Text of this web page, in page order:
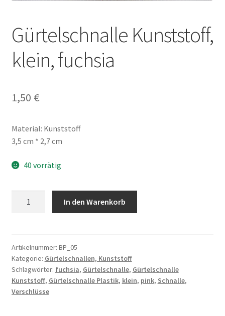
Gürtelschnalle Kunststoff,
klein, fuchsia
1,50 €
Material: Kunststoff
3,5 cm * 2,7 cm
40 vorrätig
Menge
In den Warenkorb
Artikelnummer: BP_05
Kategorie: Gürtelschnallen, Kunststoff
Schlagwörter: fuchsia, Gürtelschnalle, Gürtelschnalle
Kunststoff, Gürtelschnalle Plastik, klein, pink, Schnalle,
Verschlüsse